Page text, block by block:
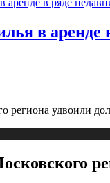
в аренде
региона удвоили